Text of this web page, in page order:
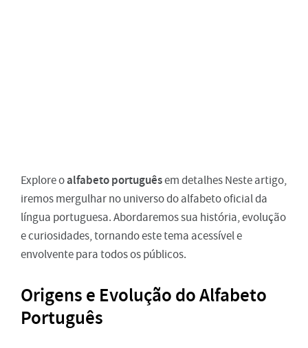
Explore oalfabeto portuguêsem detalhes Neste artigo,
iremos mergulhar no universo do alfabeto oficial da
língua portuguesa. Abordaremos sua história, evolução
e curiosidades, tornando este tema acessível e
envolvente para todos os públicos.
Origens e Evolução do Alfabeto
Português